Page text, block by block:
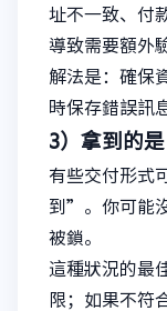
址不一致、付
導致需要額外
解法是：確保
時保存錯誤訊
3）拿到的
有些交付形
到”。你可能
被鎖。
這種狀況的最
限；如果不符